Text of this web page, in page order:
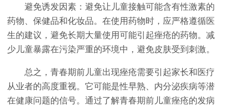
避免诱发因素：避免让儿童接触可能含有性激素的
药物、保健品和化妆品。在使用药物时，应严格遵循医
生的建议，避免长期大量使用可能引起痤疮的药物。减
少儿童暴露在污染严重的环境中，避免皮肤受到刺激。
总之，青春期前儿童出现痤疮需要引起家长和医疗
从业者的高度重视。它可能是性早熟、内分泌疾病等潜
在健康问题的信号。通过了解青春期前儿童痤疮的发病